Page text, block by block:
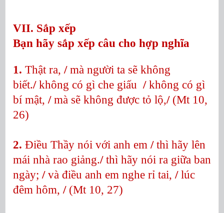
VII. Sắp xếp
Bạn hãy sắp xếp câu cho hợp nghĩa
1. Thật ra, /mà người ta sẽ không
biết./không có gì che giấu /không có gì
bí mật, / mà sẽ không được tỏ lộ,/(Mt 10,
26)
2. Điều Thầy nói với anh em /thì hãy lên
mái nhà rao giảng./thì hãy nói ra giữa ban
ngày; /và điều anh em nghe rỉ tai, /lúc
đêm hôm, /(Mt 10, 27)